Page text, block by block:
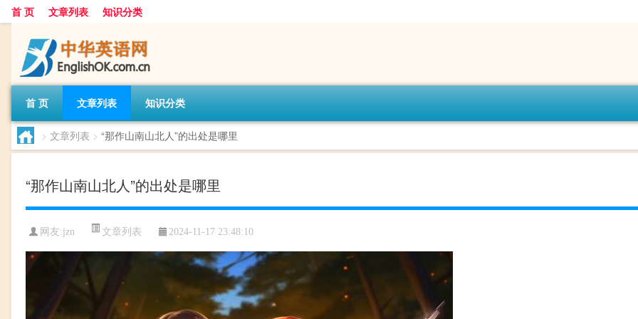
首 页 文章列表 知识分类
首 页 文章列表 知识分类
> 文章列表 > “那作山南山北人”的出处是哪里
“那作山南山北人”的出处是哪里
网友:jzn 文章列表 2024-11-17 23:48:10